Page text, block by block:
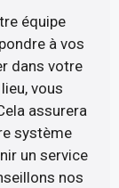
équipe
à vos
dans votre
vous
assurera
système
un service
nos